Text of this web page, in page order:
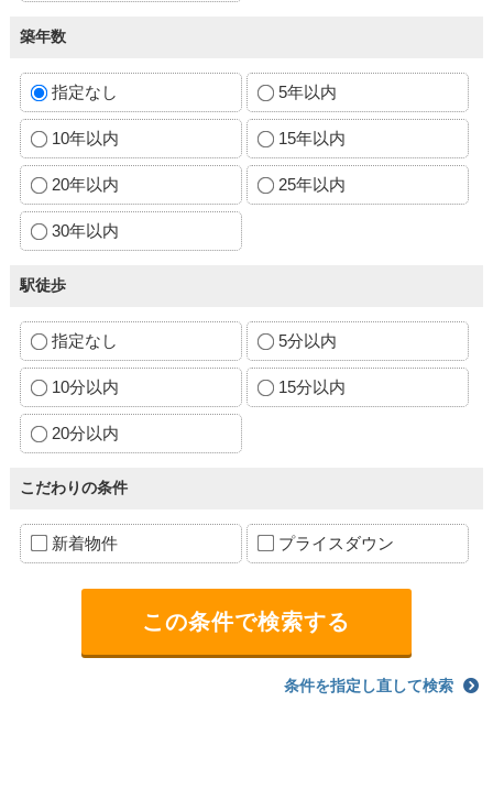
築年数
指定なし 5年以内
10年以内 15年以内
20年以内 25年以内
30年以内
駅徒歩
指定なし 5分以内
10分以内 15分以内
20分以内
こだわりの条件
新着物件 プライスダウン
条件を指定し直して検索